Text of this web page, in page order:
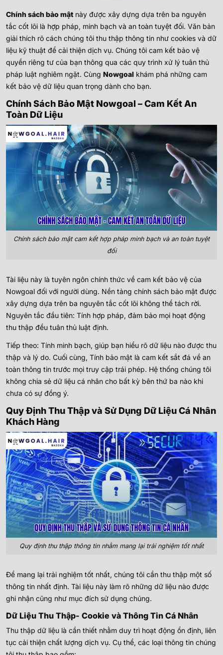
Chính sách bảo mật này được xây dựng dựa trên ba nguyên
tắc cốt lõi là hợp pháp, minh bạch và an toàn tuyệt đối. Văn bản
giải thích rõ cách chúng tôi thu thập thông tin như cookies và dữ
liệu kỹ thuật để cải thiện dịch vụ. Chúng tôi cam kết bảo vệ
quyền riêng tư của bạn thông qua các quy trình xử lý tuân thủ
pháp luật nghiêm ngặt. Cùng Nowgoal khám phá những cam
kết bảo vệ dữ liệu quan trọng dành cho bạn.
Chính Sách Bảo Mật Nowgoal – Cam Kết An
Toàn Dữ Liệu
Chính sách bảo mật cam kết hợp pháp minh bạch và an toàn tuyệt
đối
Tài liệu này là tuyên ngôn chính thức về cam kết bảo vệ của
Nowgoal đối với người dùng. Nền tảng chính sách bảo mật được
xây dựng dựa trên ba nguyên tắc cốt lõi không thể tách rời.
Nguyên tắc đầu tiên: Tính hợp pháp, đảm bảo mọi hoạt động
thu thập đều tuân thủ luật định.
Tiếp theo: Tính minh bạch, giúp bạn hiểu rõ dữ liệu nào được thu
thập và lý do. Cuối cùng, Tính bảo mật là cam kết sắt đá về an
toàn thông tin trước mọi truy cập trái phép. Hệ thống chúng tôi
không chia sẻ dữ liệu cá nhân cho bất kỳ bên thứ ba nào khi
chưa có sự đồng ý.
Quy Định Thu Thập và Sử Dụng Dữ Liệu Cá Nhân
Khách Hàng
Quy định thu thập thông tin nhằm mang lại trải nghiệm tốt nhất
Để mang lại trải nghiệm tốt nhất, chúng tôi cần thu thập một số
thông tin nhất định. Tài liệu này làm rõ những dữ liệu nào được
ghi nhận cũng như mục đích sử dụng chúng.
Dữ Liệu Thu Thập- Cookie và Thông Tin Cá Nhân
Thu thập dữ liệu là cần thiết nhằm duy trì hoạt động ổn định, liên
tục cải thiện chất lượng dịch vụ. Cụ thể, các loại thông tin chúng